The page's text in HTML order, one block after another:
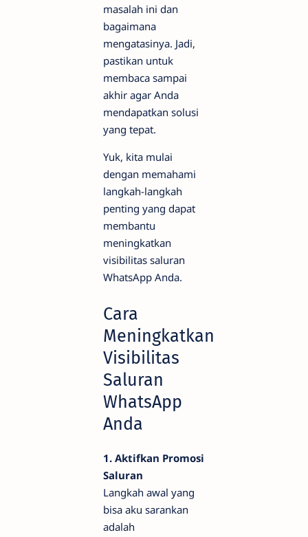
masalah ini dan
bagaimana
mengatasinya. Jadi,
pastikan untuk
membaca sampai
akhir agar Anda
mendapatkan solusi
yang tepat.
Yuk, kita mulai
dengan memahami
langkah-langkah
penting yang dapat
membantu
meningkatkan
visibilitas saluran
WhatsApp Anda.
Cara
Meningkatkan
Visibilitas
Saluran
WhatsApp
Anda
1. Aktifkan Promosi
Saluran
Langkah awal yang
bisa aku sarankan
adalah